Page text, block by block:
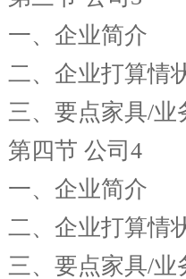
一、企业简介
二、企业打算情
三、要点家具/业
第四节 公司4
一、企业简介
二、企业打算情
三、要点家具/业